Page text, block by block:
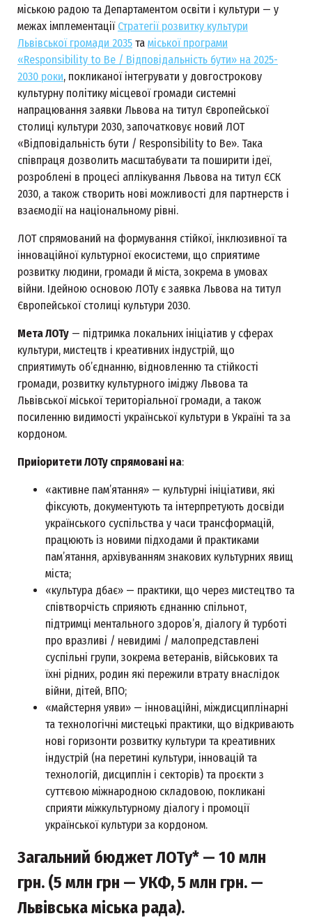
міською радою та Департаментом освіти і культури — у
межах імплементації Стратегії розвитку культури
Львівської громади 2035 та міської програми
«Responsibility to Be / Відповідальність бути» на 2025-
2030 роки, покликаної інтегрувати у довгострокову
культурну політику місцевої громади системні
напрацювання заявки Львова на титул Європейської
столиці культури 2030, започатковує новий ЛОТ
«Відповідальність бути / Responsibility to Be». Така
співпраця дозволить масштабувати та поширити ідеї,
розроблені в процесі аплікування Львова на титул ЄСК
2030, а також створить нові можливості для партнерств і
взаємодії на національному рівні.
ЛОТ спрямований на формування стійкої, інклюзивної та
інноваційної культурної екосистеми, що сприятиме
розвитку людини, громади й міста, зокрема в умовах
війни. Ідейною основою ЛОТу є заявка Львова на титул
Європейської столиці культури 2030.
Мета ЛОТу — підтримка локальних ініціатив у сферах
культури, мистецтв і креативних індустрій, що
сприятимуть об’єднанню, відновленню та стійкості
громади, розвитку культурного іміджу Львова та
Львівської міської територіальної громади, а також
посиленню видимості української культури в Україні та за
кордоном.
Приіоритети ЛОТу спрямовані на:
«активне пам’ятання» — культурні ініціативи, які
фіксують, документують та інтерпретують досвіди
українського суспільства у часи трансформацій,
працюють із новими підходами й практиками
пам’ятання, архівуванням знакових культурних явищ
міста;
«культура дбає» — практики, що через мистецтво та
співтворчість сприяють єднанню спільнот,
підтримці ментального здоров’я, діалогу й турботі
про вразливі / невидимі / малопредставлені
суспільні групи, зокрема ветеранів, військових та
їхні рідних, родин які пережили втрату внаслідок
війни, дітей, ВПО;
«майстерня уяви» — інноваційні, міждисциплінарні
та технологічні мистецькі практики, що відкривають
нові горизонти розвитку культури та креативних
індустрій (на перетині культури, інновацій та
технологій, дисциплін і секторів) та проєкти з
суттєвою міжнародною складовою, покликані
сприяти міжкультурному діалогу і промоції
української культури за кордоном.
Загальний бюджет ЛОТу* — 10 млн
грн. (5 млн грн — УКФ, 5 млн грн. —
Львівська міська рада).